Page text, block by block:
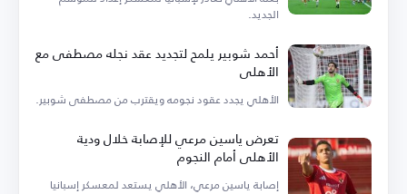
الجديد.
أحمد شوبير يلمح لتجديد عقد نجله مصطفى مع
الأهلي
الأهلي يجدد عقود نجومه ويقترب من مصطفى شوبير.
تعرض ياسين مرعي للإصابة خلال ودية
الأهلي أمام النجوم
إصابة ياسين مرعي، الأهلي يستعد لمعسكر إسبانيا